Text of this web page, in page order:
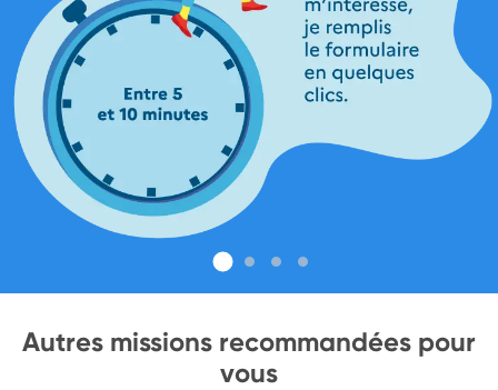
Autres missions recommandées pour
vous